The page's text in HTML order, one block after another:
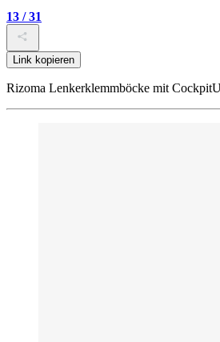
13 / 31
Link kopieren
Rizoma Lenkerklemmböcke mit